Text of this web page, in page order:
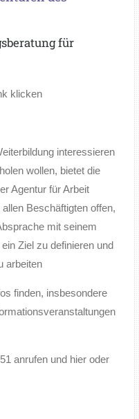
für
klicken
interessieren
wollen, bietet die
Agentur für Arbeit
Beschäftigten offen,
mit seinem
Ziel zu definieren und
arbeiten
finden, insbesondere
anrufen und hier oder